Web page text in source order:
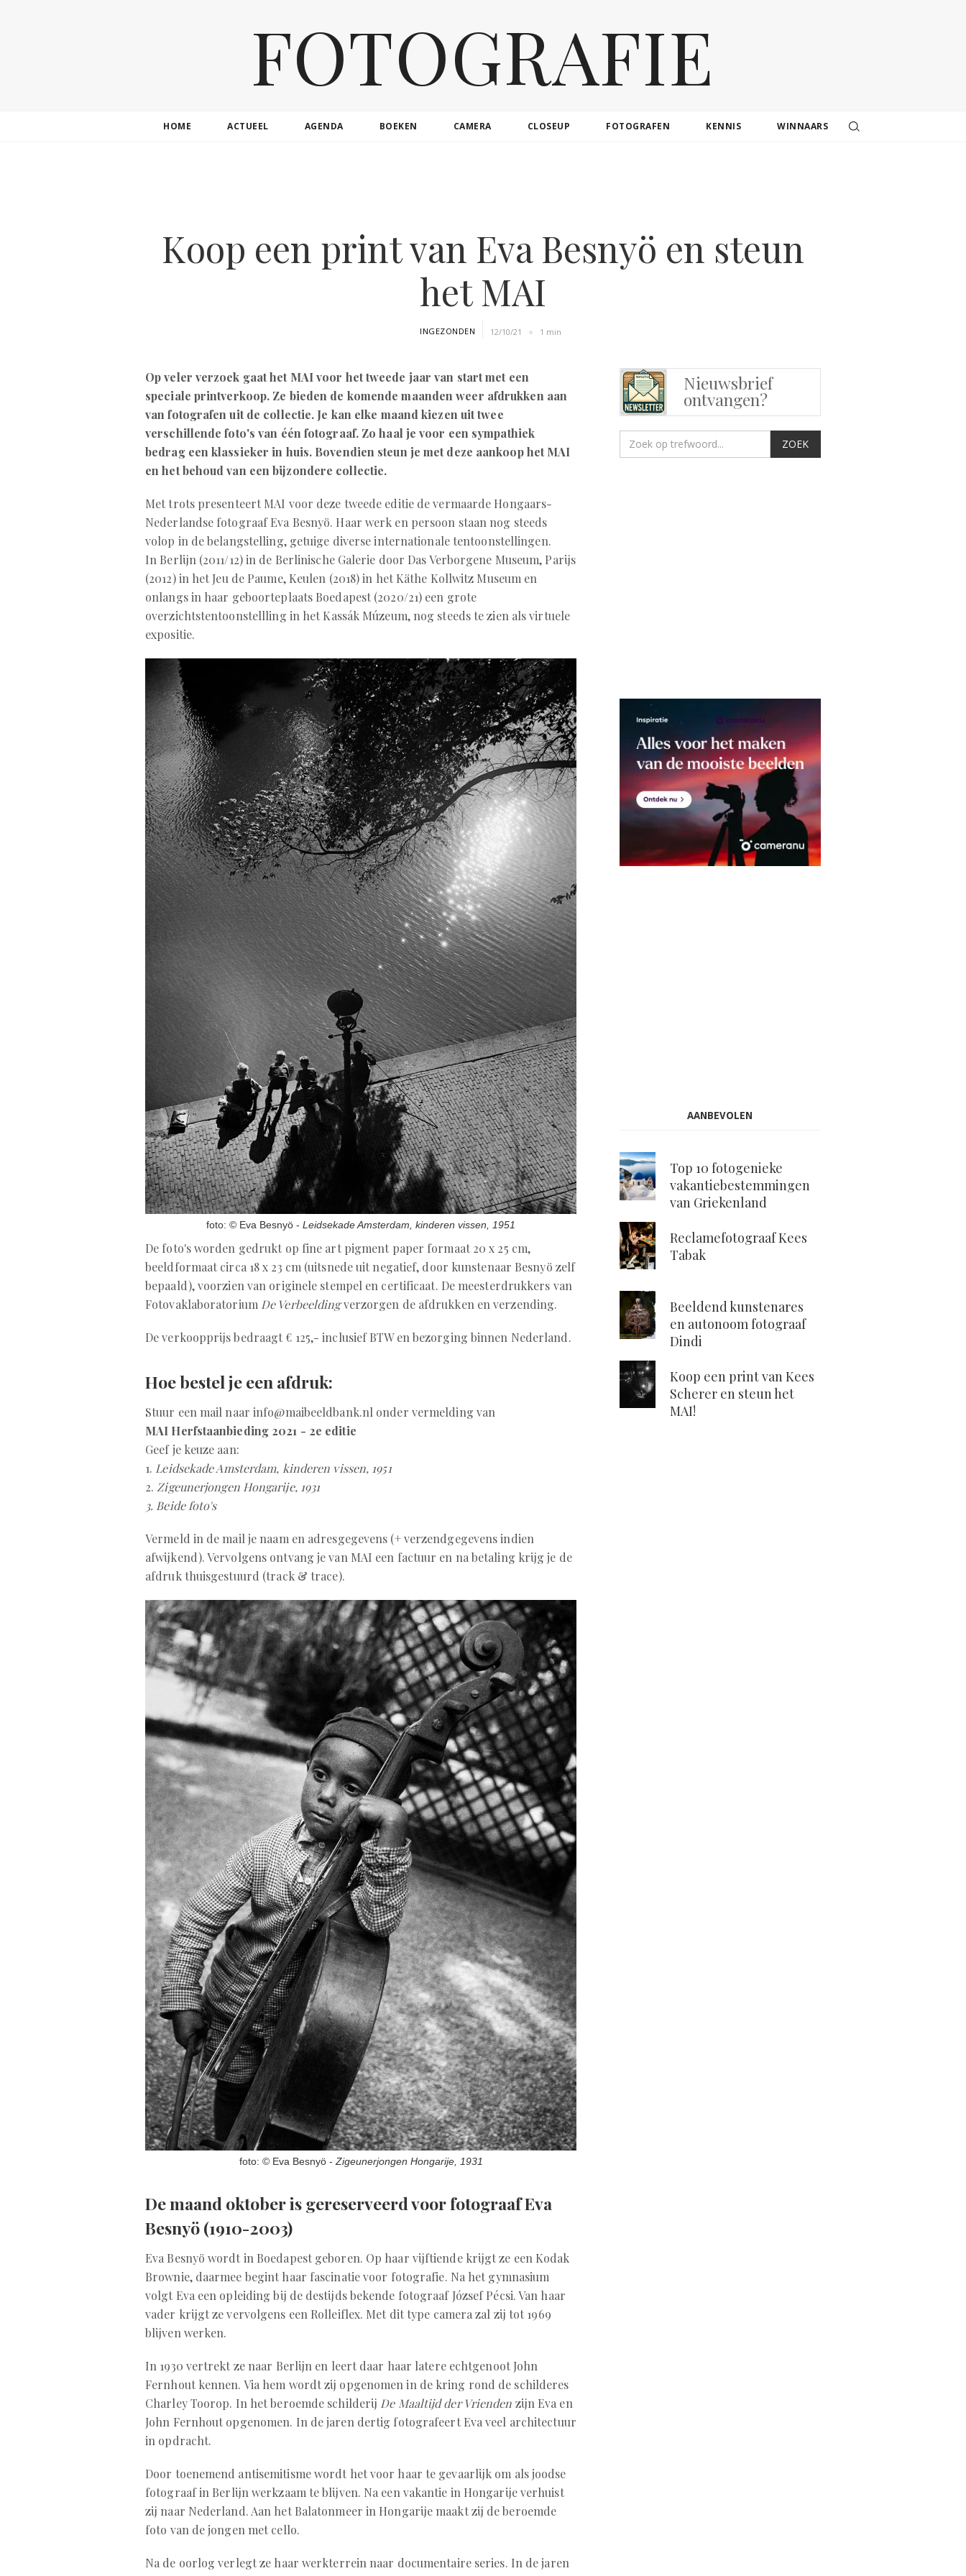
FOTOGRAFIE
HOME ACTUEEL AGENDA BOEKEN CAMERA CLOSEUP FOTOGRAFEN KENNIS WINNAARS
Koop een print van Eva Besnyö en steun
het MAI
INGEZONDEN 12/10/21 1 min
Op veler verzoek gaat het MAI voor het tweede jaar van start met een
speciale printverkoop. Ze bieden de komende maanden weer afdrukken aan
van fotografen uit de collectie. Je kan elke maand kiezen uit twee
verschillende foto's van één fotograaf. Zo haal je voor een sympathiek
bedrag een klassieker in huis. Bovendien steun je met deze aankoop het MAI
en het behoud van een bijzondere collectie.
Met trots presenteert MAI voor deze tweede editie de vermaarde Hongaars-
Nederlandse fotograaf Eva Besnyö. Haar werk en persoon staan nog steeds
volop in de belangstelling, getuige diverse internationale tentoonstellingen.
In Berlijn (2011/12) in de Berlinische Galerie door Das Verborgene Museum, Parijs
(2012) in het Jeu de Paume, Keulen (2018) in het Käthe Kollwitz Museum en
onlangs in haar geboorteplaats Boedapest (2020/21) een grote
overzichtstentoonstellling in het Kassák Múzeum, nog steeds te zien als virtuele
expositie.
foto: © Eva Besnyö - Leidsekade Amsterdam, kinderen vissen, 1951
De foto's worden gedrukt op fine art pigment paper formaat 20 x 25 cm,
beeldformaat circa 18 x 23 cm (uitsnede uit negatief, door kunstenaar Besnyö zelf
bepaald), voorzien van originele stempel en certificaat. De meesterdrukkers van
Fotovaklaboratorium De Verbeeldingverzorgen de afdrukken en verzending.
De verkoopprijs bedraagt € 125,- inclusief BTW en bezorging binnen Nederland.
Hoe bestel je een afdruk:
Stuur een mail naar info@maibeeldbank.nl onder vermelding van
MAI Herfstaanbieding 2021 - 2e editie
Geef je keuze aan:
1. Leidsekade Amsterdam, kinderen vissen, 1951
2. Zigeunerjongen Hongarije, 1931
3. Beide foto's
Vermeld in de mail je naam en adresgegevens (+ verzendgegevens indien
afwijkend). Vervolgens ontvang je van MAI een factuur en na betaling krijg je de
afdruk thuisgestuurd (track & trace).
foto: © Eva Besnyö -Zigeunerjongen Hongarije, 1931
De maand oktober is gereserveerd voor fotograaf Eva
Besnyö (1910-2003)
Eva Besnyö wordt in Boedapest geboren. Op haar vijftiende krijgt ze een Kodak
Brownie, daarmee begint haar fascinatie voor fotografie. Na het gymnasium
volgt Eva een opleiding bij de destijds bekende fotograaf József Pécsi. Van haar
vader krijgt ze vervolgens een Rolleiflex. Met dit type camera zal zij tot 1969
blijven werken.
In 1930 vertrekt ze naar Berlijn en leert daar haar latere echtgenoot John
Fernhout kennen. Via hem wordt zij opgenomen in de kring rond de schilderes
Charley Toorop. In het beroemde schilderij De Maaltijd der Vrienden zijn Eva en
John Fernhout opgenomen. In de jaren dertig fotografeert Eva veel architectuur
in opdracht.
Door toenemend antisemitisme wordt het voor haar te gevaarlijk om als joodse
fotograaf in Berlijn werkzaam te blijven. Na een vakantie in Hongarije verhuist
zij naar Nederland. Aan het Balatonmeer in Hongarije maakt zij de beroemde
foto van de jongen met cello.
Na de oorlog verlegt ze haar werkterrein naar documentaire series. In de jaren
Nieuwsbrief
ontvangen?
AANBEVOLEN
Top 10 fotogenieke
vakantiebestemmingen
van Griekenland
Reclamefotograaf Kees
Tabak
Beeldend kunstenares
en autonoom fotograaf
Dindi
Koop een print van Kees
Scherer en steun het
MAI!